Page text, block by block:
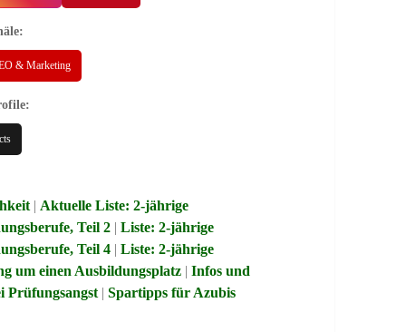
& Marketing
|Aktuelle Liste: 2-jährige
Teil 2 |Liste: 2-jährige
Teil 4 |Liste: 2-jährige
um einen Ausbildungsplatz |Infos und
Prüfungsangst|Spartipps für Azubis